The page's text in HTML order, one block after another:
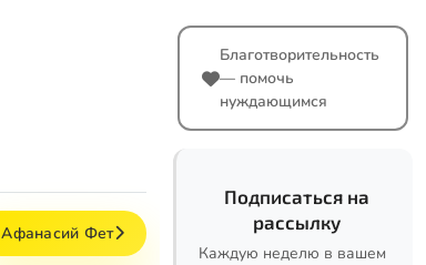
Афанасий Фет
Благотворительность
— помочь
нуждающимся
Подписаться на
рассылку
Каждую неделю в вашем